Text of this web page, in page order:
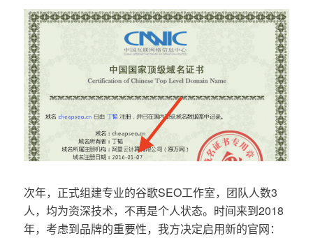
次年，正式组建专业的谷歌SEO工作室，团队人数3
人，均为资深技术，不再是个人状态。时间来到2018
年，考虑到品牌的重要性，我方决定启用新的官网：